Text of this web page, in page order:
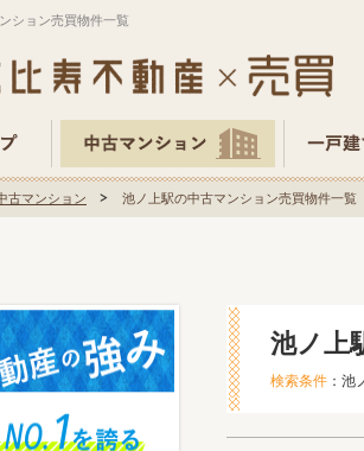
ション売買物件一覧
古マンション 池ノ上駅の中古マンション売買物件一覧
池ノ上
検索条件 ：池